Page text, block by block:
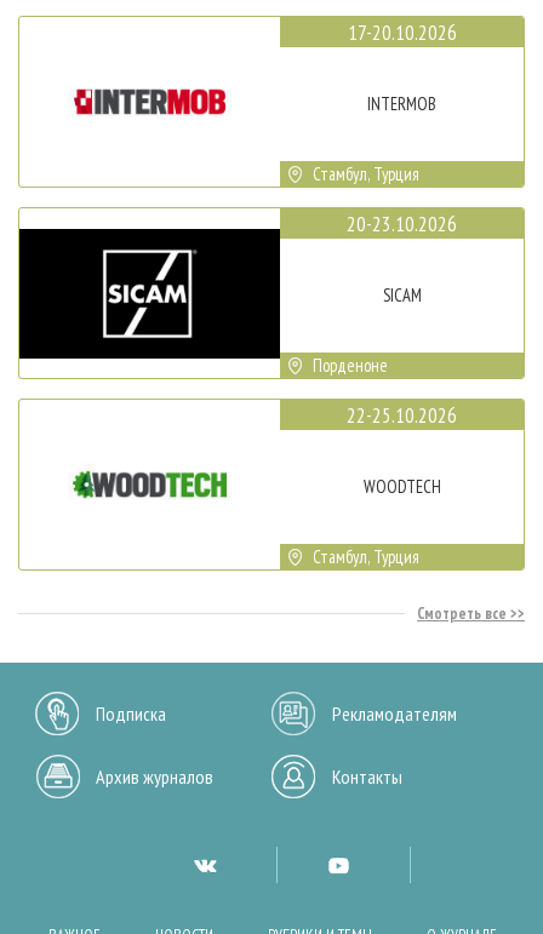
17-20.10.2026
INTERMOB
Стамбул, Турция
20-23.10.2026
SICAM
Порденоне
22-25.10.2026
WOODTECH
Стамбул, Турция
Смотреть все
Подписка Рекламодателям
Архив журналов Контакты